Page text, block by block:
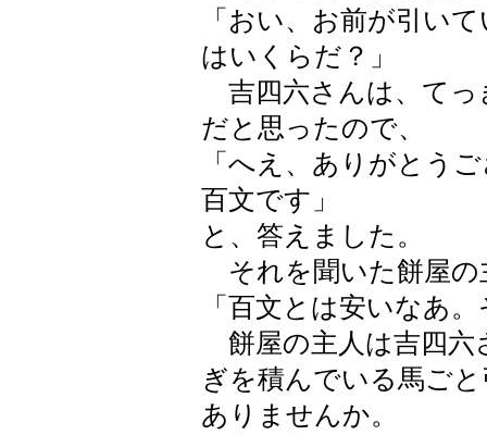
「おい、お前が引い
はいくらだ？」
吉四六さんは、てっ
だと思ったので、
「へえ、ありがとう
百文です」
と、答えました。
それを聞いた餅屋の
「百文とは安いなあ
餅屋の主人は吉四六
ぎを積んでいる馬ご
ありませんか。